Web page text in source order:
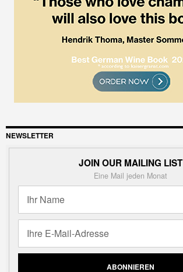
NEWSLETTER
JOIN OUR MAILING LIST
Eine Mail jeden Monat